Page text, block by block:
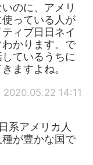
のに、アメリ
っている人が
ィブ日日ネイ
かります。で
ているうちに
ますよね。
2020.05.22 14:11
系アメリカ人
が豊かな国で